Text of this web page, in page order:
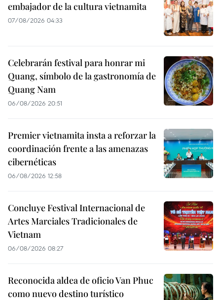
embajador de la cultura vietnamita
07/08/2026 04:33
Celebrarán festival para honrar mi
Quang, símbolo de la gastronomía de
Quang Nam
06/08/2026 20:51
Premier vietnamita insta a reforzar la
coordinación frente a las amenazas
cibernéticas
06/08/2026 12:58
Concluye Festival Internacional de
Artes Marciales Tradicionales de
Vietnam
06/08/2026 08:27
Reconocida aldea de oficio Van Phuc
como nuevo destino turístico